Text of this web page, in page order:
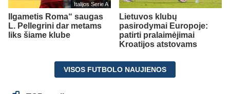
Italijos Serie A
Ilgametis Roma“ saugas
L. Pellegrini dar metams
liks šiame klube
Lietuvos klubų
pasirodymai Europoje:
patirti pralaimėjimai
Kroatijos atstovams
VISOS FUTBOLO NAUJIENOS